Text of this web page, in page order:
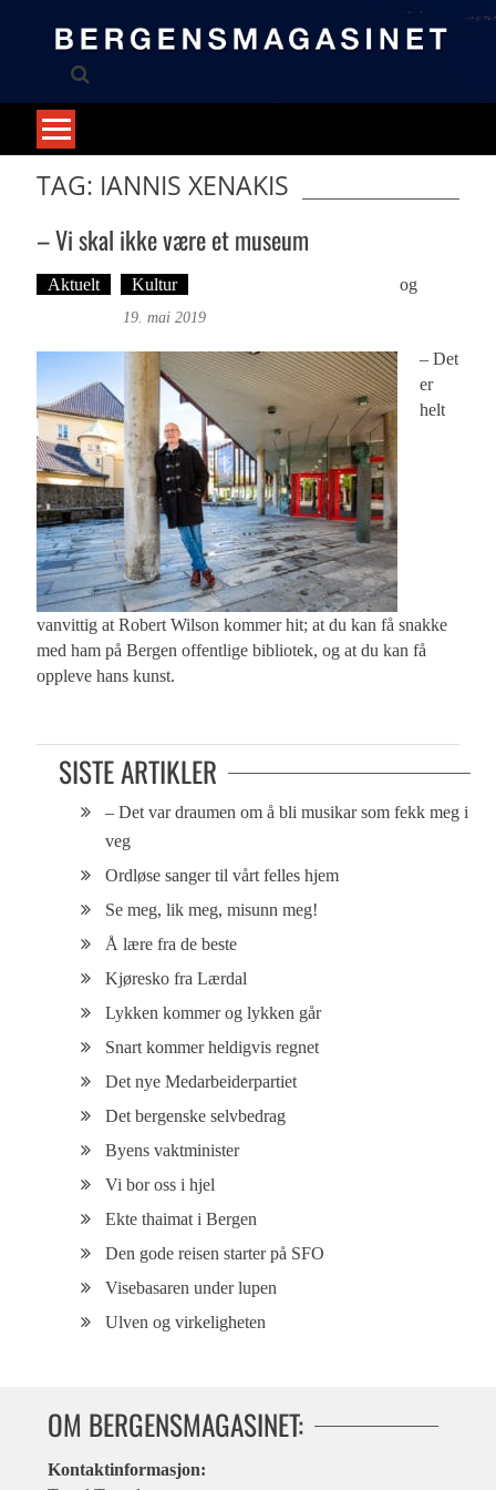
TAG: IANNIS XENAKIS
– Vi skal ikke være et museum
Aktuelt Kultur og
19. mai 2019
– Det
er
helt
vanvittig at Robert Wilson kommer hit; at du kan få snakke
med ham på Bergen offentlige bibliotek, og at du kan få
oppleve hans kunst.
SISTE ARTIKLER
– Det var draumen om å bli musikar som fekk meg i
veg
Ordløse sanger til vårt felles hjem
Se meg, lik meg, misunn meg!
Å lære fra de beste
Kjøresko fra Lærdal
Lykken kommer og lykken går
Snart kommer heldigvis regnet
Det nye Medarbeiderpartiet
Det bergenske selvbedrag
Byens vaktminister
Vi bor oss i hjel
Ekte thaimat i Bergen
Den gode reisen starter på SFO
Visebasaren under lupen
Ulven og virkeligheten
OM BERGENSMAGASINET:
Kontaktinformasjon: